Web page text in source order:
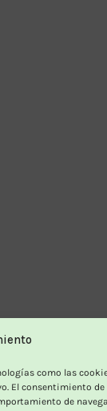
como las
El consentimiento de
de